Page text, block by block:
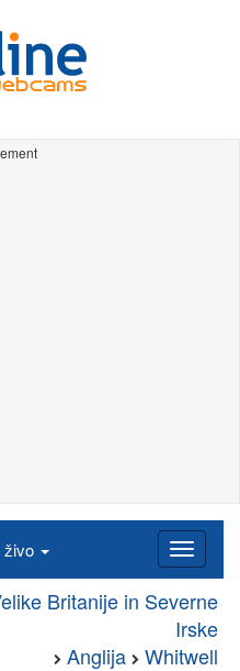
živo
Britanije in Severne
Irske
Anglija
Whitwell